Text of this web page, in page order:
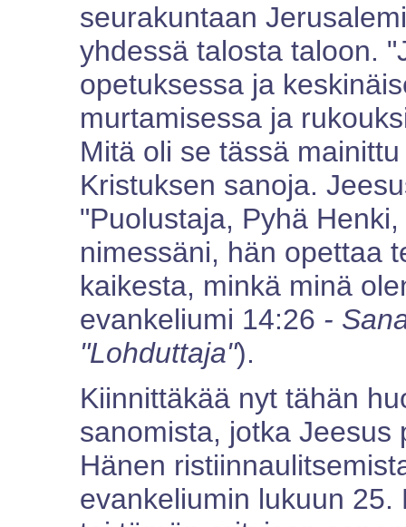
seurakuntaan
yhdessä talosta taloon.
opetuksessa ja
murtamisessa ja
Mitä oli se tässä
Kristuksen sanoja.
"Puolustaja, Pyhä
nimessäni, hän opettaa
kaikesta, minkä minä
evankeliumi 14:26 -
"Lohduttaja").
Kiinnittäkää nyt tähän
sanomista, jotka Jeesus
Hänen
evankeliumin lukuun